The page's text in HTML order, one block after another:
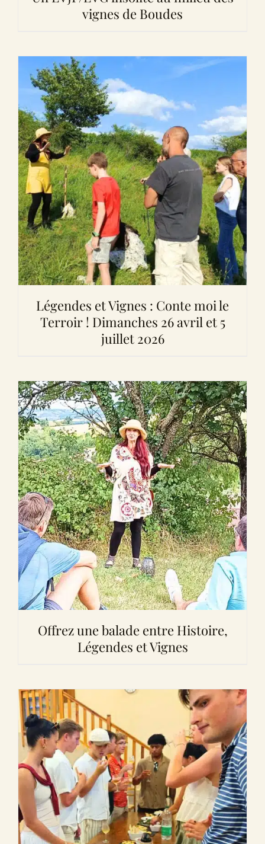
vignes de Boudes
Légendes et Vignes : Conte moi le
Terroir ! Dimanches 26 avril et 5
juillet 2026
Offrez une balade entre Histoire,
Légendes et Vignes